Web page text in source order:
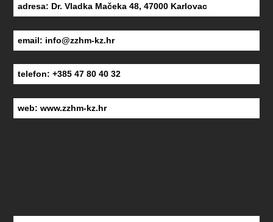
adresa: Dr. Vladka Mačeka 48, 47000 Karlovac
email: info@zzhm-kz.hr
telefon: +385 47 80 40 32
web:www.zzhm-kz.hr